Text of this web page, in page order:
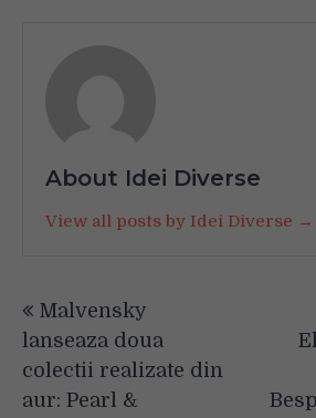
About Idei Diverse
View all posts by Idei Diverse →
în
articole
Malvensky
lanseaza doua
colectii realizate din
aur: Pearl &